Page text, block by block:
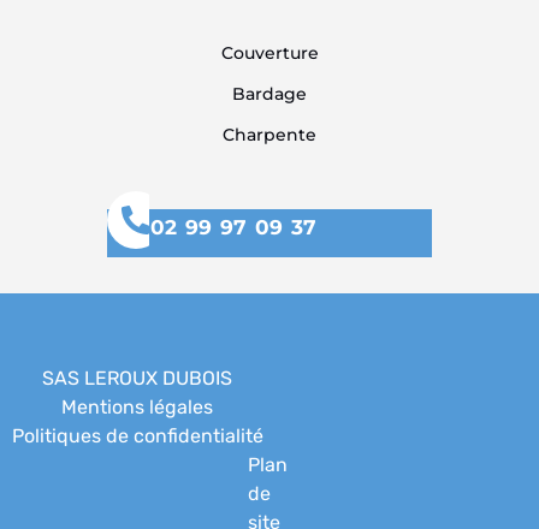
Couverture
Bardage
Charpente
02 99 97 09 37
SAS LEROUX DUBOIS
Mentions légales
Politiques de confidentialité
Plan
de
site